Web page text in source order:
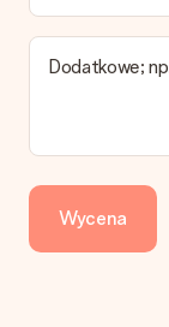
najwolniejszej
Zapłata
Dotpay, karta
dni przedłużenia
aby zamówienie
wybrać Przelew
Dodatkowe;
Wycena